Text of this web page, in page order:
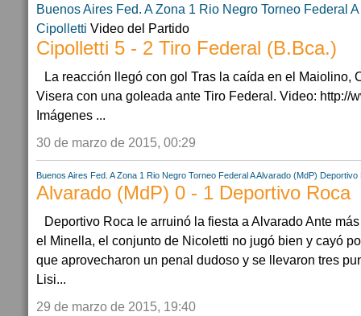
Buenos Aires Fed. A Zona 1 Rio Negro Torneo Federal A
Cipolletti Video del Partido
Cipolletti 5 - 2 Tiro Federal (B.Bca.)
La reacción llegó con gol Tras la caída en el Maiolino,
Visera con una goleada ante Tiro Federal. Video: http://
Imágenes ...
30 de marzo de 2015, 00:29
Buenos Aires Fed. A Zona 1 Rio Negro Torneo Federal AAlvarado (MdP) Deportivo
Alvarado (MdP) 0 - 1 Deportivo Roca
Deportivo Roca le arruinó la fiesta a Alvarado Ante
el Minella, el conjunto de Nicoletti no jugó bien y cayó
que aprovecharon un penal dudoso y se llevaron tres
Lisi...
29 de marzo de 2015, 19:40